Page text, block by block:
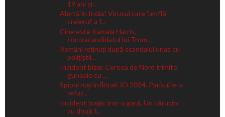
19 ani și...
Alertă în India! Virusul care 'umflă
creierul' a f...
Cine este Kamala Harris,
contracandidatul lui Trum...
Români reținuți după scandalul uriaș cu
polițiștii...
Incident bizar. Coreea de Nord trimite
gunoaie cu ...
Spioni ruși inflitrați JO 2024. Parisul le-a
refuz...
Incident tragic într-o gară. Un cărucior
cu două f...